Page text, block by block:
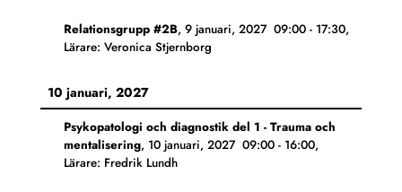
Relationsgrupp #2B, 9 januari, 2027 09:00- 17:30,
Lärare: Veronica Stjernborg
10 januari, 2027
Psykopatologi och diagnostik del 1 - Trauma och
mentalisering, 10 januari, 2027 09:00- 16:00,
Lärare: Fredrik Lundh